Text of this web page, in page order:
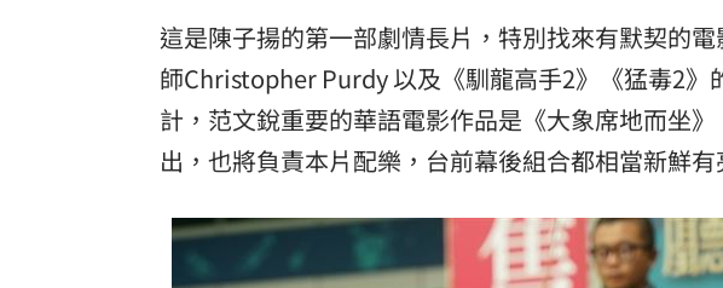
這是陳子揚的第一部劇情長片，特別找來有默契的
師Christopher Purdy 以及《馴龍高手2》《猛毒2》
計，范文銳重要的華語電影作品是《大象席地而坐
出，也將負責本片配樂，台前幕後組合都相當新鮮有